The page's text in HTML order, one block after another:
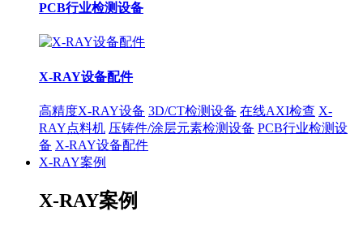
PCB行业检测设备
X-RAY设备配件
高精度X-RAY设备 3D/CT检测设备 在线AXI检查 X-
RAY点料机 压铸件/涂层元素检测设备 PCB行业检测设
备 X-RAY设备配件
X-RAY案例
X-RAY案例